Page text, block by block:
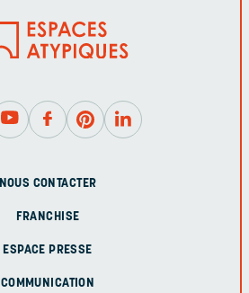
NOUS CONTACTER
FRANCHISE
ESPACE PRESSE
COMMUNICATION